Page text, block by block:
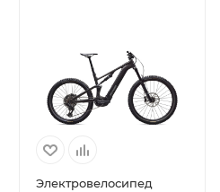
Электровелосипед